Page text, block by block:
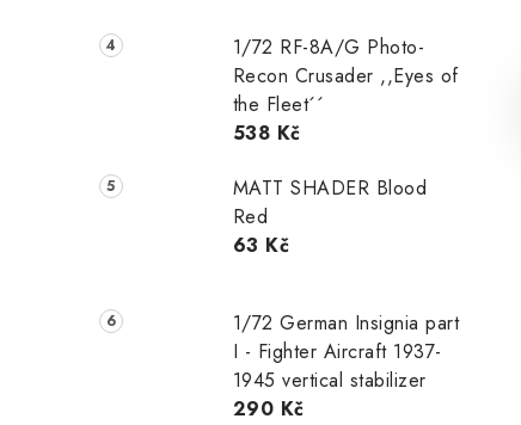
1/72 RF-8A/G Photo-
Recon Crusader ,,Eyes of
the Fleet´´
538 Kč
MATT SHADER Blood
Red
63 Kč
1/72 German Insignia part
I - Fighter Aircraft 1937-
1945 vertical stabilizer
290 Kč